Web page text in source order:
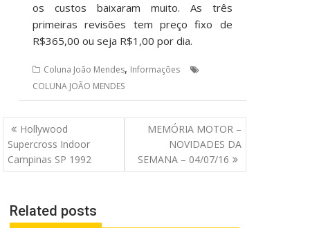
os custos baixaram muito. As três
primeiras revisões tem preço fixo de
R$365,00 ou seja R$1,00 por dia.
Coluna João Mendes, Informações
COLUNA JOÃO MENDES
Navegação
de
Post
Hollywood
Supercross Indoor
Campinas SP 1992
MEMÓRIA MOTOR –
NOVIDADES DA
SEMANA – 04/07/16
Related posts